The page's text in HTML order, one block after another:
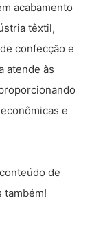
acabamento
têxtil,
confecção e
atende às
e
de
também!